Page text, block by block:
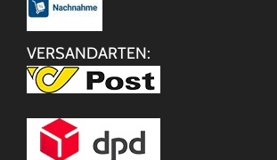
VERSANDARTEN: